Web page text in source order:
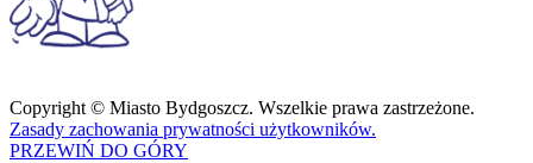
Copyright © Miasto Bydgoszcz. Wszelkie prawa zastrzeżone.
Zasady zachowania prywatności użytkowników.
PRZEWIŃ DO GÓRY